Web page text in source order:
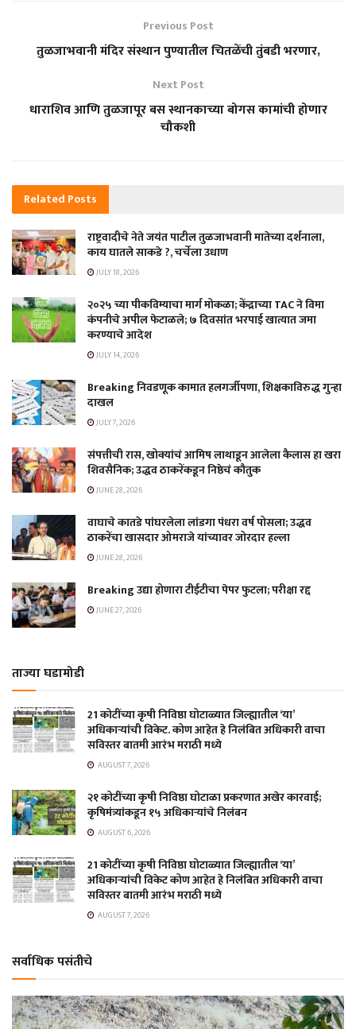
Previous Post
तुळजाभवानी मंदिर संस्थान पुण्यातील चितळेंची तुंबडी भरणार,
Next Post
धाराशिव आणि तुळजापूर बस स्थानकाच्या बोगस कामांची होणार
चौकशी
Related Posts
राष्ट्रवादीचे नेते जयंत पाटील तुळजाभवानी मातेच्या दर्शनाला,
काय घातले साकडे ?, चर्चेला उधाण
JULY 18, 2026
२०२५ च्या पीकविम्याचा मार्ग मोकळा; केंद्राच्या TAC ने विमा
कंपनीचे अपील फेटाळले; ७ दिवसांत भरपाई खात्यात जमा
करण्याचे आदेश
JULY 14, 2026
Breaking निवडणूक कामात हलगर्जीपणा, शिक्षकाविरुद्ध गुन्हा
दाखल
JULY 7, 2026
संपत्तीची रास, खोक्यांचं आमिष लाथाडून आलेला कैलास हा खरा
शिवसैनिक; उद्धव ठाकरेंकडून निष्ठेचं कौतुक
JUNE 28, 2026
वाघाचे कातडे पांघरलेला लांडगा पंधरा वर्ष पोसला; उद्धव
ठाकरेंचा खासदार ओमराजे यांच्यावर जोरदार हल्ला
JUNE 28, 2026
Breaking उद्या होणारा टीईटीचा पेपर फुटला; परीक्षा रद्द
JUNE 27, 2026
ताज्या घडामोडी
21 कोटींच्या कृषी निविष्ठा घोटाळ्यात जिल्ह्यातील ‘या’
अधिकाऱ्यांची विकेट. कोण आहेत हे निलंबित अधिकारी वाचा
सविस्तर बातमी आरंभ मराठी मध्ये
AUGUST 7, 2026
२१ कोटींच्या कृषी निविष्ठा घोटाळा प्रकरणात अखेर कारवाई;
कृषिमंत्र्यांकडून १५ अधिकाऱ्यांचे निलंबन
AUGUST 6, 2026
21 कोटींच्या कृषी निविष्ठा घोटाळ्यात जिल्ह्यातील ‘या’
अधिकाऱ्यांची विकेट कोण आहेत हे निलंबित अधिकारी वाचा
सविस्तर बातमी आरंभ मराठी मध्ये
AUGUST 7, 2026
सर्वाधिक पसंतीचे